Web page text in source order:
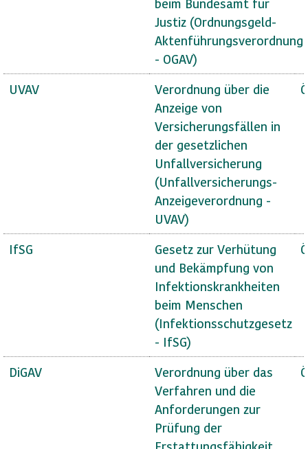
beim Bundesamt für
Justiz (Ordnungsgeld-
Aktenführungsverordnung
- OGAV)
UVAV
Verordnung über die
Anzeige von
Versicherungsfällen in
der gesetzlichen
Unfallversicherung
(Unfallversicherungs-
Anzeigeverordnung -
UVAV)
IfSG
Gesetz zur Verhütung
und Bekämpfung von
Infektionskrankheiten
beim Menschen
(Infektionsschutzgesetz
- IfSG)
DiGAV
Verordnung über das
Verfahren und die
Anforderungen zur
Prüfung der